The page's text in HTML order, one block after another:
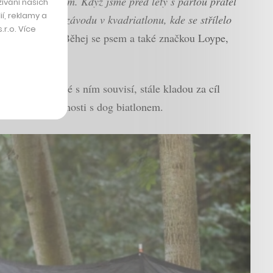
účastnili závodu v kvadriatlonu, kde se střílelo
projektem Běhej se psem a také značkou Loype,
akcí, které s ním souvisí, stále kladou za cíl
zkušenosti s dog biatlonem.
reklamy a
Více